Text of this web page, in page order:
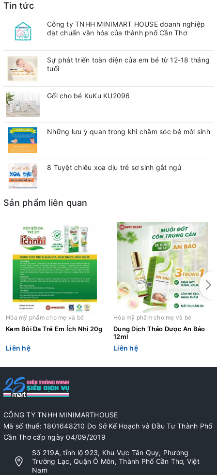
Tin tức
Công ty TNHH MINIMART HOUSE doanh nghiệp
đạt chuẩn văn hóa của thành phố Cần Thơ
Sự phát triển toàn diện của em bé từ 12-18 tháng
tuổi
Gối cho bé KuKu KU2096
Những lưu ý quan trong khi chăm sóc bé mới sinh
8 Tuyệt chiêu xoa dịu trẻ sơ sinh gắt ngủ
Sản phẩm liên quan
Hóa mỹ phẩm cho mẹ và bé
Kem Bôi Da Trẻ Em Ích Nhi 20g
Liên hệ
Hóa mỹ phẩm cho mẹ và bé
Dung Dịch Thảo Dược An Bảo
12ml
Liên hệ
CÔNG TY TNHH MINIMARTHOUSE
Mã số thuế: 1801648210 Do Sở Kế Hoạch và Đầu Tư Thành Phố
Cần Thơ cấp ngày 04/09/2019
Số 219A, tỉnh lộ 923, Khu Vực Tân Quy, Phường
Trường Lạc, Quận Ô Môn, Thành Phố Cần Thơ, Việt
Nam